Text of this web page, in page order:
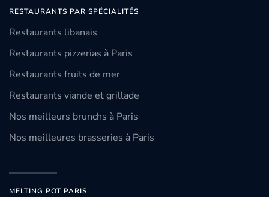
RESTAURANTS PAR SPÉCIALITÉS
Restaurants libanais
Restaurants pizzerias à Paris
Restaurants fruits de mer
Restaurants viande et grillade
Nos meilleurs brunchs à Paris
Nos meilleures brasseries à Paris
MELTING POT PARIS